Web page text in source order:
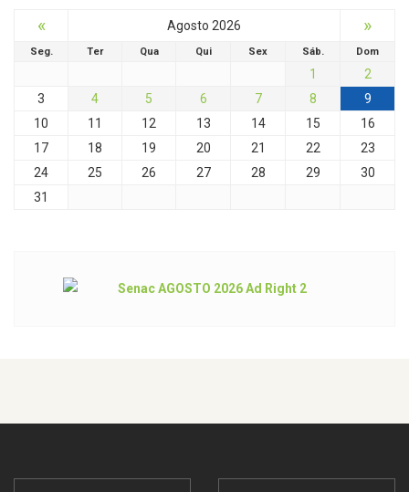
« Agosto 2026 »
Seg. Ter Qua Qui Sex Sáb. Dom
1
2
3
4 5 6 7 8
9
10
11 12 13 14 15
16
17
18 19 20 21 22
23
24
25 26 27 28 29
30
31